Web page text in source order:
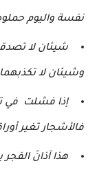
نفسة واليوم
شيئان لا
وشيئان لا
إذا فشلت في
فالأشجار تغير
هذا آذانَ الفجر